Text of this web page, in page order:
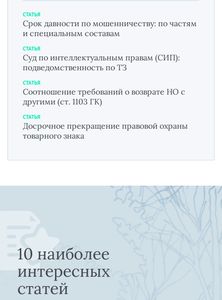
СТАТЬЯ
Срок давности по мошенничеству: по частям
и специальным составам
СТАТЬЯ
Суд по интеллектуальным правам (СИП):
подведомственность по ТЗ
СТАТЬЯ
Соотношение требований о возврате НО с
другими (ст. 1103 ГК)
СТАТЬЯ
Досрочное прекращение правовой охраны
товарного знака
10 наиболее
интересных
статей